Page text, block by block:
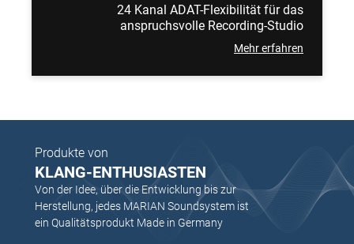
24 Kanal ADAT-Flexibilität für das
anspruchsvolle Recording-Studio
Mehr erfahren
Produkte von
KLANG-ENTHUSIASTEN
Von der Idee, über die Entwicklung bis zur
Herstellung, jedes MARIAN Soundsystem ist
ein Qualitätsprodukt Made in Germany